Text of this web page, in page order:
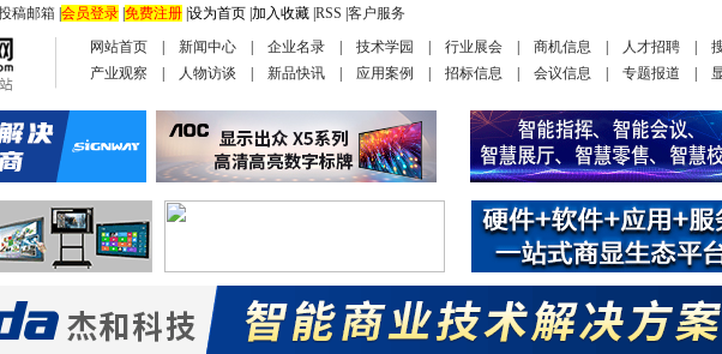
稿邮箱 会员登录 免费注册 设为首页 加入收藏 RSS 客户服务
网站首页
新闻中心 企业名录 技术学园 行业展会 商机信息 人才招聘
产业观察
人物访谈 新品快讯 应用案例 招标信息 会议信息 专题报道